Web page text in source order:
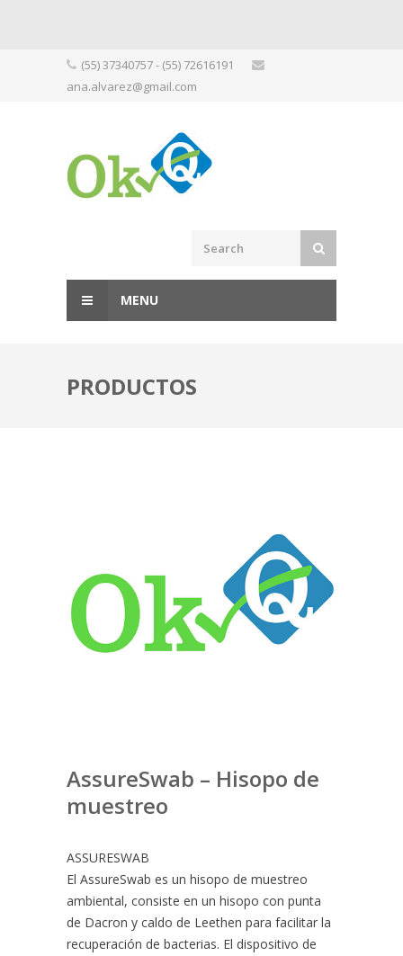
(55) 37340757 - (55) 72616191
ana.alvarez@gmail.com
MENU
PRODUCTOS
AssureSwab – Hisopo de
muestreo
ASSURESWAB
El AssureSwab es un hisopo de muestreo
ambiental, consiste en un hisopo con punta
de Dacron y caldo de Leethen para facilitar la
recuperación de bacterias. El dispositivo de